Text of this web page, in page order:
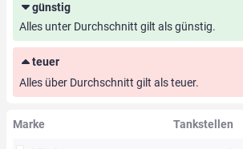
günstig
Alles unter Durchschnitt gilt als günstig.
teuer
Alles über Durchschnitt gilt als teuer.
Marke Tankstellen